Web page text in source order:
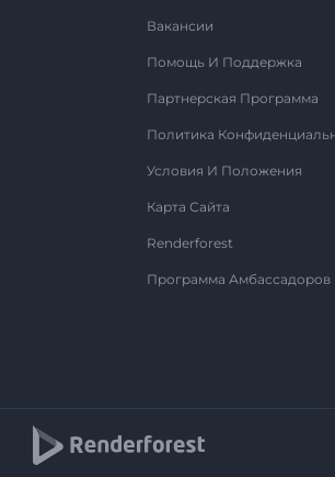
Вакансии
Помощь И Поддержка
Партнерская Программа
Политика
Условия И Положения
Карта Сайта
Renderforest
Программа Амбассадоров